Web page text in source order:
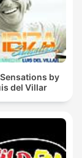
by
del Villar